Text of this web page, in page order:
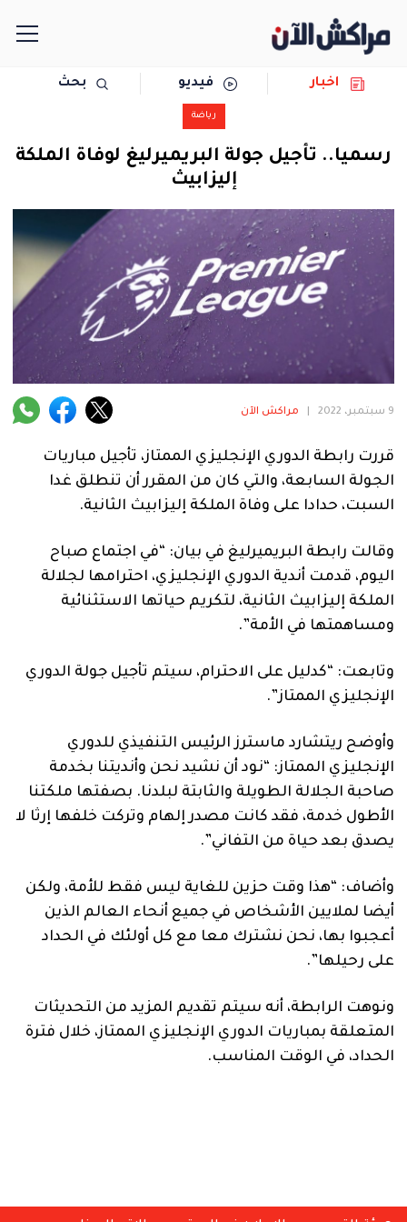
رياضة
حوادث
فنية
منوعة
آراء
اخبار فيديو بحث
رياضة
رسميا.. تأجيل جولة البريميرليغ لوفاة الملكة
إليزابيث
9 سبتمبر، 2022 مراكش الآن
قررت رابطة الدوري الإنجليزي الممتاز، تأجيل مباريات
الجولة السابعة، والتي كان من المقرر أن تنطلق غدا
السبت، حدادا على وفاة الملكة إليزابيث الثانية.
وقالت رابطة البريميرليغ في بيان: “في اجتماع صباح
اليوم، قدمت أندية الدوري الإنجليزي، احترامها لجلالة
الملكة إليزابيث الثانية، لتكريم حياتها الاستثنائية
ومساهمتها في الأمة”.
وتابعت: “كدليل على الاحترام، سيتم تأجيل جولة الدوري
الإنجليزي الممتاز”.
وأوضح ريتشارد ماسترز الرئيس التنفيذي للدوري
الإنجليزي الممتاز: “نود أن نشيد نحن وأنديتنا بخدمة
صاحبة الجلالة الطويلة والثابتة لبلدنا. بصفتها ملكتنا
الأطول خدمة، فقد كانت مصدر إلهام وتركت خلفها إرثا لا
يصدق بعد حياة من التفاني”.
وأضاف: “هذا وقت حزين للغاية ليس فقط للأمة، ولكن
أيضا لملايين الأشخاص في جميع أنحاء العالم الذين
أعجبوا بها، نحن نشترك معا مع كل أولئك في الحداد
على رحيلها”.
ونوهت الرابطة، أنه سيتم تقديم المزيد من التحديثات
المتعلقة بمباريات الدوري الإنجليزي الممتاز، خلال فترة
الحداد، في الوقت المناسب.